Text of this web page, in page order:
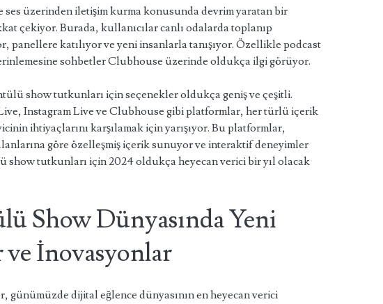
ses üzerinden iletişim kurma konusunda devrim yaratan bir
çekiyor. Burada, kullanıcılar canlı odalarda toplanıp
panellere katılıyor ve yeni insanlarla tanışıyor. Özellikle podcast
sohbetler Clubhouse üzerinde oldukça ilgi görüyor.
show tutkunları için seçenekler oldukça geniş ve çeşitli.
Instagram Live ve Clubhouse gibi platformlar, her türlü içerik
ihtiyaçlarını karşılamak için yarışıyor. Bu platformlar,
göre özelleşmiş içerik sunuyor ve interaktif deneyimler
show tutkunları için 2024 oldukça heyecan verici bir yıl olacak
Show Dünyasında Yeni
İnovasyonlar
dijital eğlence dünyasının en heyecan verici